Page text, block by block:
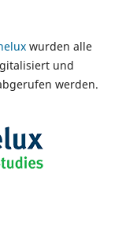
wurden alle
und
werden.